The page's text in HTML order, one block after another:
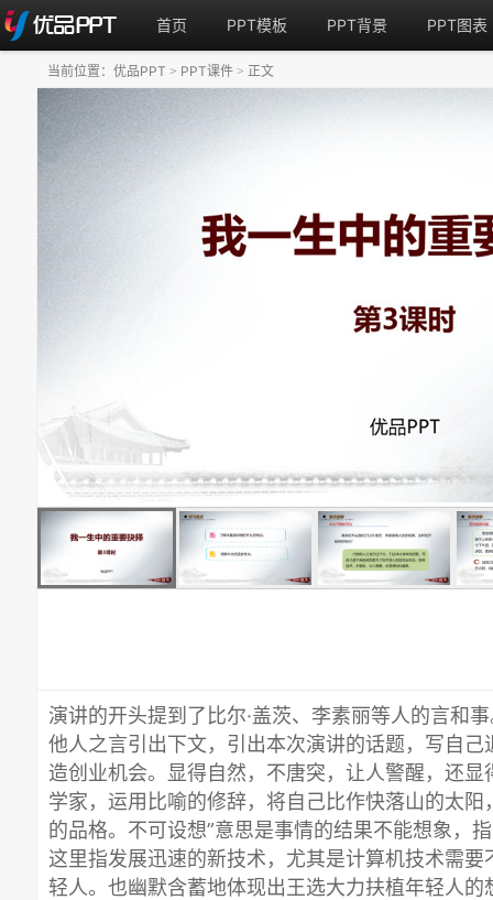
首页 PPT模板 PPT背景 PPT图表
演讲的开头提到了比尔·盖茨、李素丽等人的言和
他人之言引出下文，引出本次演讲的话题，写自
造创业机会。显得自然，不唐突，让人警醒，还
学家，运用比喻的修辞，将自己比作快落山的太
的品格。不可设想”意思是事情的结果不能想象，
这里指发展迅速的新技术，尤其是计算机技术需
轻人。也幽默含蓄地体现出王选大力扶植年轻人的
当前位置： 优品PPT > PPT课件 > 正文